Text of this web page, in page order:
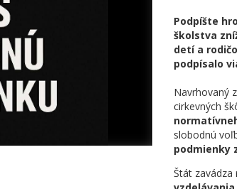
Podpíšte
školstva
detí a
podpísalo
Navrhovaný
cirkevných
slobodnú
podmienky
Štát zavádza